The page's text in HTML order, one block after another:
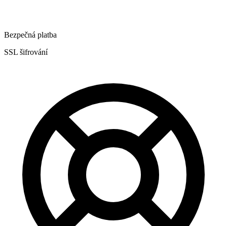
Bezpečná platba
SSL šifrování